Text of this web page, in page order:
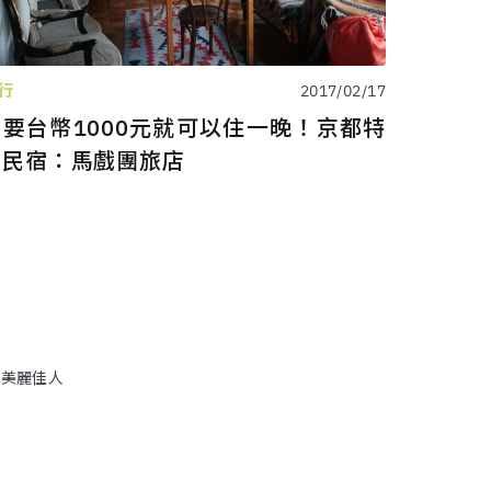
2017/02/17
台幣1000元就可以住一晚！京都特
宿：馬戲團旅店
麗佳人